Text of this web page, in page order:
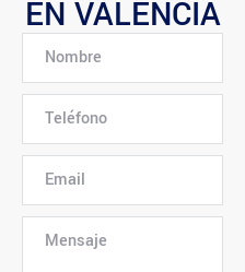
EN VALENCIA